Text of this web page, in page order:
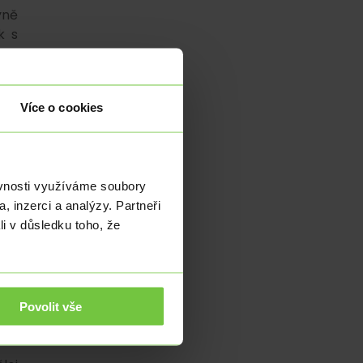
Více o cookies
využíváme soubory
inzerci a analýzy. Partneři
v důsledku toho, že
Povolit vše
s
je
o
o